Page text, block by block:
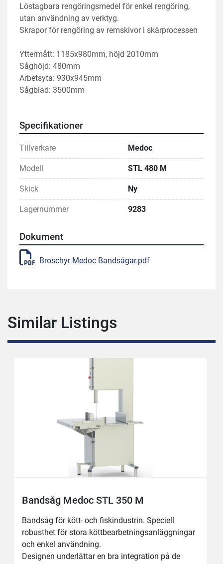
Löstagbara rengöringsmedel för enkel rengöring,
utan användning av verktyg.
Skrapor för rengöring av remskivor i skärprocessen
Yttermått: 1185x980mm, höjd 2010mm
Såghöjd: 480mm
Arbetsyta: 930x945mm
Sågblad: 3500mm
Specifikationer
Tillverkare Medoc
Modell STL 480 M
Skick Ny
Lagernummer 9283
Dokument
Broschyr Medoc Bandsågar.pdf
Similar Listings
Bandsåg Medoc STL 350 M
Bandsåg för kött- och fiskindustrin. Speciell
robusthet för stora köttbearbetningsanläggningar
och enkel användning.
Designen underlättar en bra integration på de